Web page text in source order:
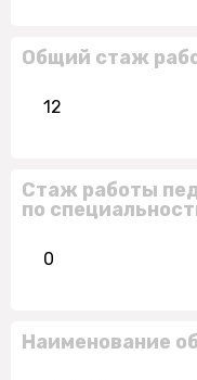
Общий стаж
12
Стаж работы
по
0
Наименование